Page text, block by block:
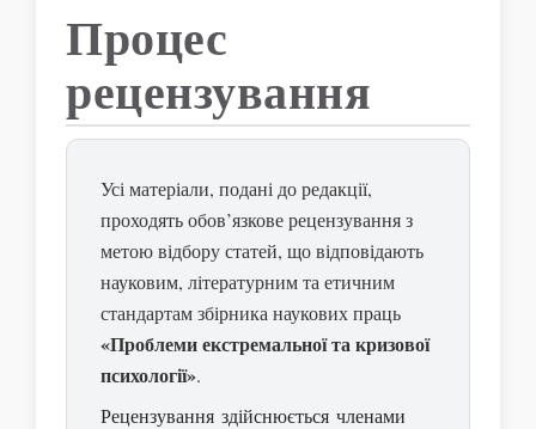
Процес
рецензування
Усі матеріали, подані до редакції,
проходять обов’язкове рецензування з
метою відбору статей, що відповідають
науковим, літературним та етичним
стандартам збірника наукових праць
«Проблеми екстремальної та кризової
психології».
Рецензування здійснюється членами